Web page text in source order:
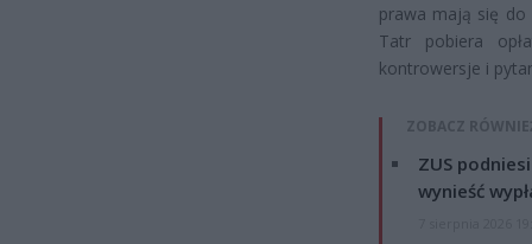
prawa mają się do
Tatr pobiera
kontrowersje i
ZOBACZ
ZUS
wynieść